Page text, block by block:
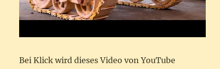
Bei Klick wird dieses Video von YouTube